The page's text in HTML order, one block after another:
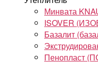
Минвата
ISOVER
Базалит
Пенопласт